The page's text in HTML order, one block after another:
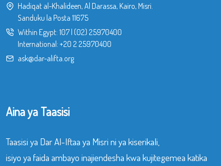
Hadiqat al-Khalideen, Al Darassa, Kairo, Misri.
Sanduku la Posta 11675
Within Egypt: 107| (02) 25970400
International: +20 2 25970400
ask@dar-alifta.org
Aina ya Taasisi
Taasisi ya Dar Al-Iftaa ya Misri ni ya kiserikali,
isiyo ya faida ambayo inajiendesha kwa kujitegemea katika